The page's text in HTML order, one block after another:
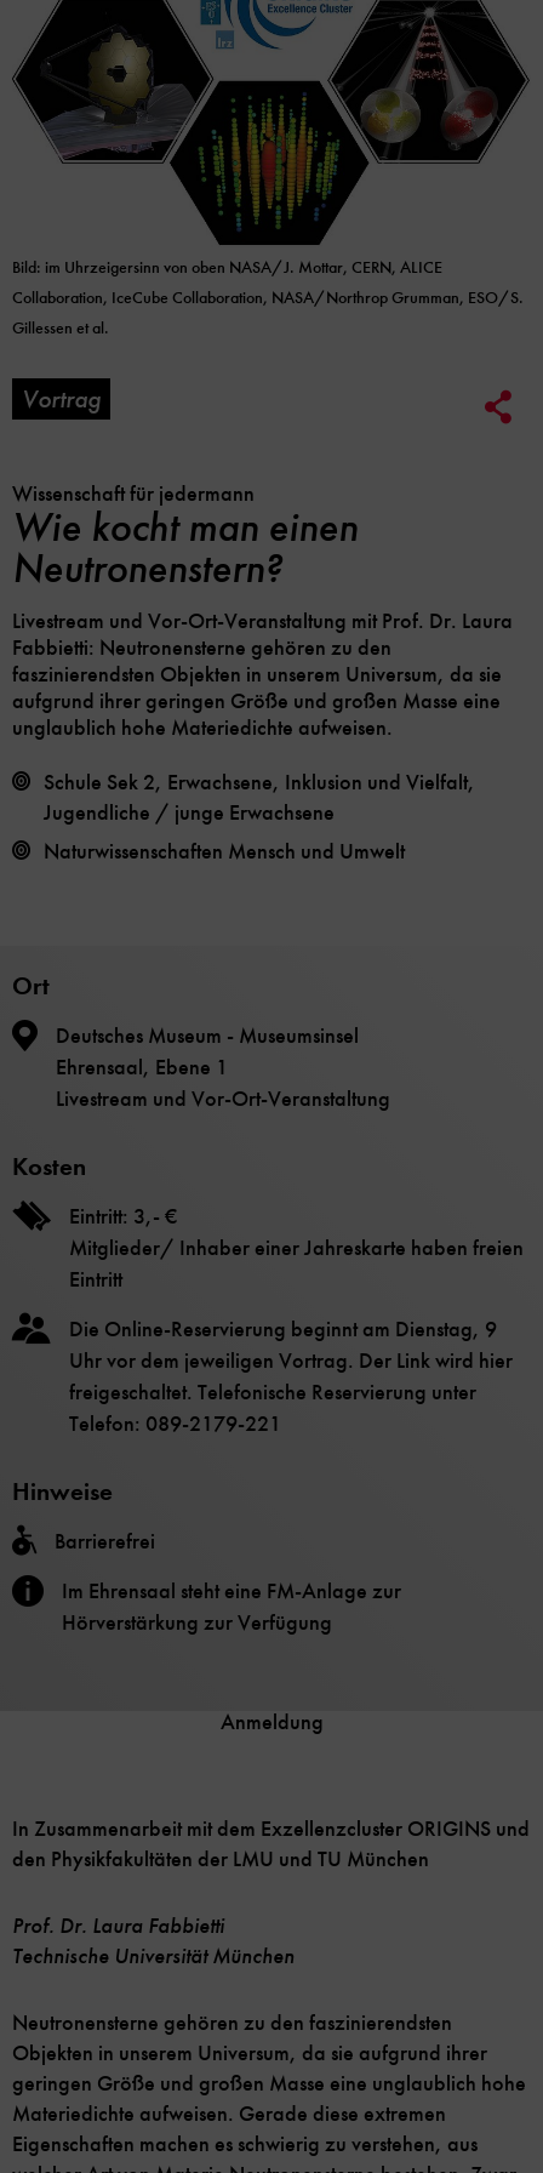
Bild: im Uhrzeigersinn von oben NASA/J. Mottar, CERN, ALICE
Collaboration, IceCube Collaboration, NASA/Northrop Grumman, ESO/S.
Gillessen et al.
Vortrag
Wissenschaft für jedermann
Wie kocht man einen
Neutronenstern?
Livestream und Vor-Ort-Veranstaltung mit Prof. Dr. Laura
Fabbietti: Neutronensterne gehören zu den
faszinierendsten Objekten in unserem Universum, da sie
aufgrund ihrer geringen Größe und großen Masse eine
unglaublich hohe Materiedichte aufweisen.
Schule Sek 2, Erwachsene, Inklusion und Vielfalt,
Jugendliche / junge Erwachsene
Naturwissenschaften Mensch und Umwelt
Ort
Deutsches Museum - Museumsinsel
Ehrensaal, Ebene 1
Livestream und Vor-Ort-Veranstaltung
Kosten
Eintritt: 3,- €
Mitglieder/ Inhaber einer Jahreskarte haben freien
Eintritt
Die Online-Reservierung beginnt am Dienstag, 9
Uhr vor dem jeweiligen Vortrag. Der Link wird hier
freigeschaltet. Telefonische Reservierung unter
Telefon: 089-2179-221
Hinweise
Barrierefrei
Im Ehrensaal steht eine FM-Anlage zur
Hörverstärkung zur Verfügung
Anmeldung
In Zusammenarbeit mit dem Exzellenzcluster ORIGINS und
den Physikfakultäten der LMU und TU München
Prof. Dr. Laura Fabbietti
Technische Universität München
Neutronensterne gehören zu den faszinierendsten
Objekten in unserem Universum, da sie aufgrund ihrer
geringen Größe und großen Masse eine unglaublich hohe
Materiedichte aufweisen. Gerade diese extremen
Eigenschaften machen es schwierig zu verstehen, aus